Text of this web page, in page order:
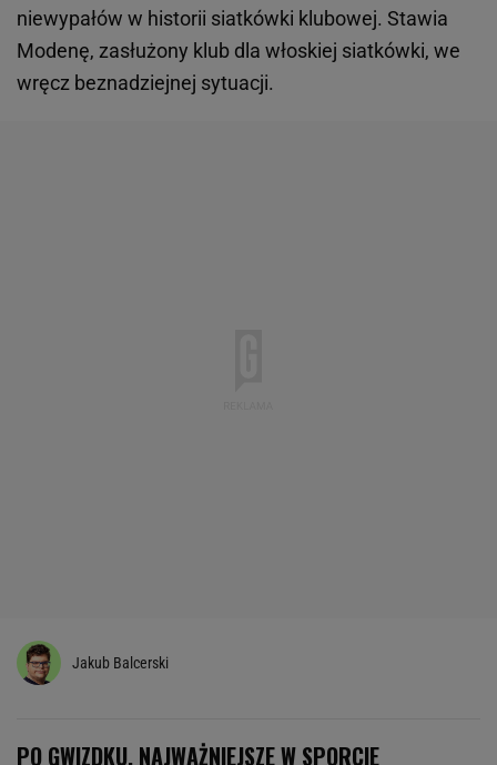
niewypałów w historii siatkówki klubowej. Stawia
Modenę, zasłużony klub dla włoskiej siatkówki, we
wręcz beznadziejnej sytuacji.
Jakub Balcerski